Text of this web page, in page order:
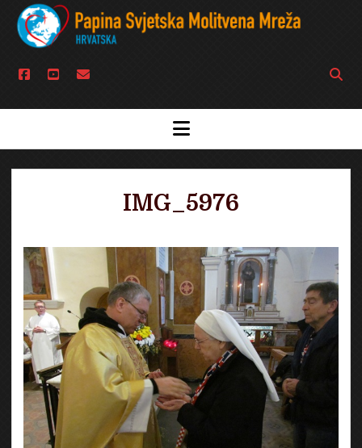
facebook
youtubeemail
Open
bar
open
menu
IMG_5976